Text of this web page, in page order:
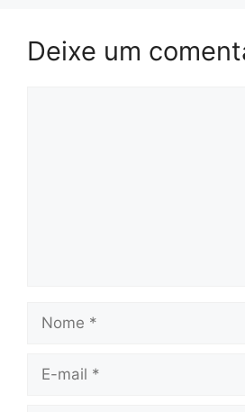
Deixe um